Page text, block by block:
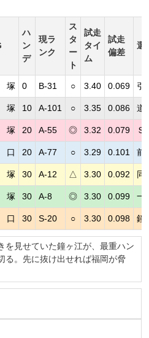
ハ
ン
デ
現ラ
ンク
ス
タ
ー
ト
試走
タイ
ム
試走
偏差
選
塚 0 B-31 ○ 3.40 0.069 引
塚 10 A-101 ○ 3.35 0.086 道
塚 20 A-55 ◎ 3.32 0.079 Ｓ
口 20 A-77 ○ 3.29 0.101 前
塚 30 A-12 △ 3.30 0.092 同
塚 30 A-8 ◎ 3.30 0.099 一
口 30 S-20 ○ 3.30 0.098 鐘
を見せていた鐘ヶ江が、最重ハン
る。先に抜け出せれば福岡が脅